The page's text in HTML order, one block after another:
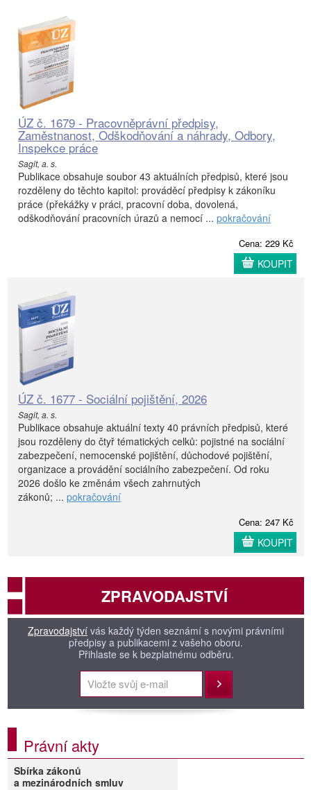
ÚZ č. 1679 - Pracovněprávní předpisy,
Zaměstnanost, Odškodňování a náhrady, Odbory,
Inspekce práce
Sagit, a. s.
Publikace obsahuje soubor 43 aktuálních předpisů, které jsou
rozděleny do těchto kapitol: prováděcí předpisy k zákoníku
práce (překážky v práci, pracovní doba, dovolená,
odškodňování pracovních úrazů a nemocí ... pokračování
Cena: 229 Kč
KOUPIT
ÚZ č. 1677 - Sociální pojištění, 2026
Sagit, a. s.
Publikace obsahuje aktuální texty 40 právních předpisů, které
jsou rozděleny do čtyř tématických celků: pojistné na sociální
zabezpečení, nemocenské pojištění, důchodové pojištění,
organizace a provádění sociálního zabezpečení. Od roku
2026 došlo ke změnám všech zahrnutých
zákonů; ... pokračování
Cena: 247 Kč
KOUPIT
ZPRAVODAJSTVÍ
Zpravodajství vás každý týden seznámí s novými právními
předpisy a publikacemi z vašeho oboru.
Přihlaste se k bezplatnému odběru.
Přihlásit
Právní akty
Sbírka zákonů
a mezinárodních smluv